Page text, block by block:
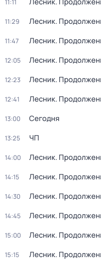
11:11
11:29 Лесник.
11:47 Лесник.
12:05 Лесник.
12:23 Лесник.
12:41 Лесник.
13:00 Сегодня
13:25 ЧП
14:00 Лесник.
14:15 Лесник.
14:30 Лесник.
14:45 Лесник.
15:00 Лесник.
15:15 Лесник.